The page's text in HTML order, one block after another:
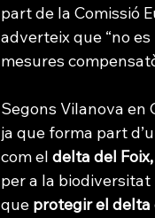
part de la Comissió
adverteix que “no
mesures
Segons Vilanova en
ja que forma part
com el delta del
per a la
que protegir el